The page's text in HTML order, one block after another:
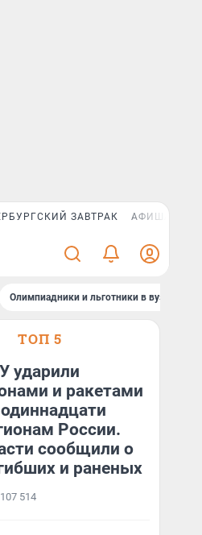
ЗАВТРАК АФИША PLUS
Олимпиадники и льготники в вузах СПб
ТОП 5
ударили
и ракетами
России.
сообщили о
и раненых
107 514